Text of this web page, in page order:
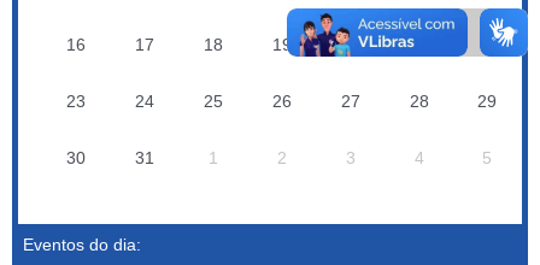
16 17 18 19 20 21 22
23 24 25 26 27 28 29
30 31 1 2 3 4 5
Eventos do dia: